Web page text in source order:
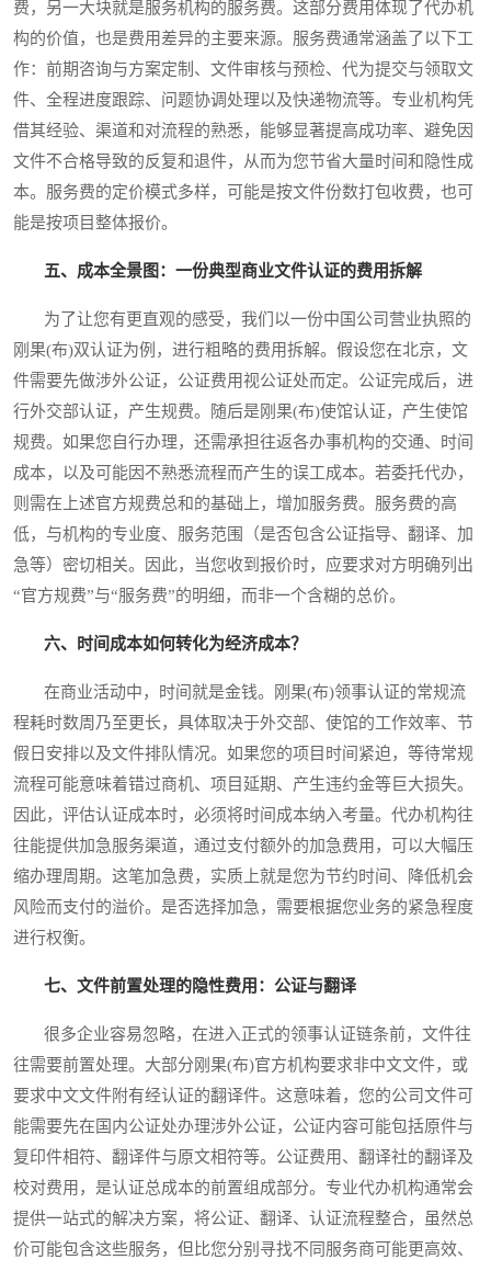
费，另一大块就是服务机构的服务费。这部分费用体现了代办机
构的价值，也是费用差异的主要来源。服务费通常涵盖了以下工
作：前期咨询与方案定制、文件审核与预检、代为提交与领取文
件、全程进度跟踪、问题协调处理以及快递物流等。专业机构凭
借其经验、渠道和对流程的熟悉，能够显著提高成功率、避免因
文件不合格导致的反复和退件，从而为您节省大量时间和隐性成
本。服务费的定价模式多样，可能是按文件份数打包收费，也可
能是按项目整体报价。
五、成本全景图：一份典型商业文件认证的费用拆解
为了让您有更直观的感受，我们以一份中国公司营业执照的
刚果(布)双认证为例，进行粗略的费用拆解。假设您在北京，文
件需要先做涉外公证，公证费用视公证处而定。公证完成后，进
行外交部认证，产生规费。随后是刚果(布)使馆认证，产生使馆
规费。如果您自行办理，还需承担往返各办事机构的交通、时间
成本，以及可能因不熟悉流程而产生的误工成本。若委托代办，
则需在上述官方规费总和的基础上，增加服务费。服务费的高
低，与机构的专业度、服务范围（是否包含公证指导、翻译、加
急等）密切相关。因此，当您收到报价时，应要求对方明确列出
“官方规费”与“服务费”的明细，而非一个含糊的总价。
六、时间成本如何转化为经济成本？
在商业活动中，时间就是金钱。刚果(布)领事认证的常规流
程耗时数周乃至更长，具体取决于外交部、使馆的工作效率、节
假日安排以及文件排队情况。如果您的项目时间紧迫，等待常规
流程可能意味着错过商机、项目延期、产生违约金等巨大损失。
因此，评估认证成本时，必须将时间成本纳入考量。代办机构往
往能提供加急服务渠道，通过支付额外的加急费用，可以大幅压
缩办理周期。这笔加急费，实质上就是您为节约时间、降低机会
风险而支付的溢价。是否选择加急，需要根据您业务的紧急程度
进行权衡。
七、文件前置处理的隐性费用：公证与翻译
很多企业容易忽略，在进入正式的领事认证链条前，文件往
往需要前置处理。大部分刚果(布)官方机构要求非中文文件，或
要求中文文件附有经认证的翻译件。这意味着，您的公司文件可
能需要先在国内公证处办理涉外公证，公证内容可能包括原件与
复印件相符、翻译件与原文相符等。公证费用、翻译社的翻译及
校对费用，是认证总成本的前置组成部分。专业代办机构通常会
提供一站式的解决方案，将公证、翻译、认证流程整合，虽然总
价可能包含这些服务，但比您分别寻找不同服务商可能更高效、